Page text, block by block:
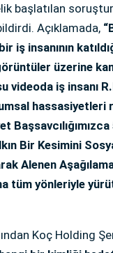
başlatılan
Açıklamada,
insanının
üzerine
videoda iş insanı
hassasiyetleri
Bir Kesimini
Alenen
tüm yönleriyle
Koç Holding